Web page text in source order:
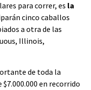
para correr, es la
cinco caballos
a otra de las
Illinois,
de toda la
$7.000.000 en recorrido